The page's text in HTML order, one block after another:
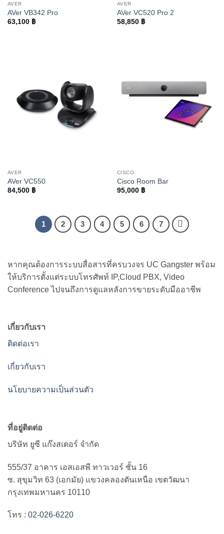
AVER
AVer VB342 Pro
63,100 ฿
AVER
AVer VC520 Pro 2
58,850 ฿
AVER
AVer VC550
84,500 ฿
CISCO
Cisco Room Bar
95,000 ฿
1 2 3 4 5 6 7
หากคุณต้องการระบบสื่อสารที่ครบวงจร UC Gangster พร้อม
ให้บริการตั้งแต่ระบบโทรศัพท์ IP,Cloud PBX, Video
Conference ไปจนถึงการดูแลหลังการขายระดับมืออาชีพ
เกี่ยวกับเรา
ติดต่อเรา
เกี่ยวกับเรา
นโยบายความเป็นส่วนตัว
ที่อยู่ติดต่อ
บริษัท ยูซี แก๊งสเตอร์ จำกัด
555/37 อาคาร เอสเอสพี ทาวเวอร์ ชั้น 16
ซ. สุขุมวิท 63 (เอกมัย) แขวงคลองตันเหนือ เขตวัฒนา
กรุงเทพมหานคร 10110
โทร : 02-026-6220